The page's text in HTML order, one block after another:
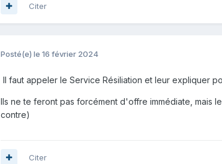
Citer
Posté(e) le 16 février 2024
Il faut appeler le Service Résiliation et leur expliquer
Ils ne te feront pas forcément d'offre immédiate, mais
contre)
Citer